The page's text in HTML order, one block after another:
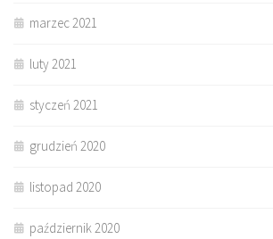
marzec 2021
luty 2021
styczeń 2021
grudzień 2020
listopad 2020
październik 2020